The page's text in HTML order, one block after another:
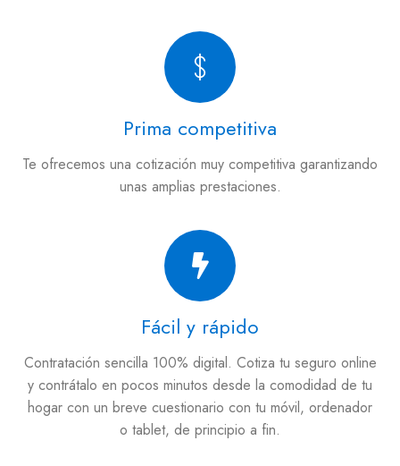
Prima competitiva
Te ofrecemos una cotización muy competitiva garantizando
unas amplias prestaciones.
Fácil y rápido
Contratación sencilla 100% digital. Cotiza tu seguro online
y contrátalo en pocos minutos desde la comodidad de tu
hogar con un breve cuestionario con tu móvil, ordenador
o tablet, de principio a fin.